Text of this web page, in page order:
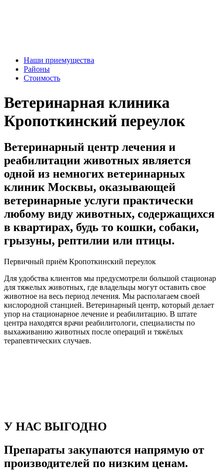
Наши приемущества
Районы
Стоимость
Ветеринарная клиника
Кропоткинский переулок
Ветеринарный центр лечения и
реабилитации животных является
одной из немногих ветеринарных
клиник Москвы, оказывающей
ветеринарные услуги практически
любому виду животных, содержащихся
в квартирах, будь то кошки, собаки,
грызуны, рептилии или птицы.
Первичный приём Кропоткинский переулок
Для удобства клиентов мы предусмотрели большой стационар
для тяжелых животных, где владельцы могут оставить свое
животное на весь период лечения. Мы располагаем своей
кислородной станцией. Ветеринарный центр, который делает
упор на стационарное лечение и реабилитацию. В штате
центра находятся врачи реабилитологи, специалисты по
выхаживанию животных после операций и тяжёлых
терапевтических случаев.
У НАС ВЫГОДНО
Препараты закупаются напрямую от
производителей по низким ценам.